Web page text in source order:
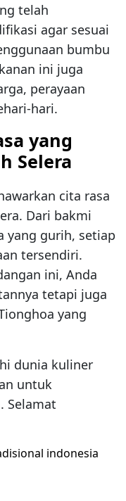
telah
agar sesuai
bumbu
ini juga
perayaan
hari.
yang
Selera
cita rasa
Dari bakmi
yang gurih, setiap
tersendiri.
ini, Anda
tetapi juga
yang
dunia kuliner
untuk
. Selamat
indonesia